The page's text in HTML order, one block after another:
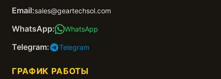
Email:sales@geartechsol.com
WhatsApp: WhatsApp
Telegram: Telegram
ГРАФИК РАБОТЫ